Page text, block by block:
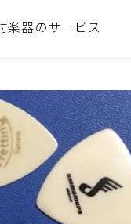
楽器のサービス